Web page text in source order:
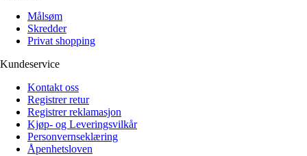
Målsøm
Skredder
Privat shopping
Kundeservice
Kontakt oss
Registrer retur
Registrer reklamasjon
Kjøp- og Leveringsvilkår
Personvernseklæring
Åpenhetsloven